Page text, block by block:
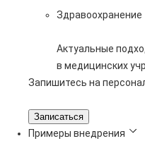
Здравоохранение
Актуальные
в медицинских
Запишитесь на
Записаться
Примеры внедрения